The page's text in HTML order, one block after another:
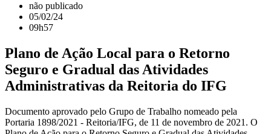
não publicado
05/02/24
09h57
Plano de Ação Local para o Retorno
Seguro e Gradual das Atividades
Administrativas da Reitoria do IFG
Documento aprovado pelo Grupo de Trabalho nomeado pela
Portaria 1898/2021 - Reitoria/IFG, de 11 de novembro de 2021. O